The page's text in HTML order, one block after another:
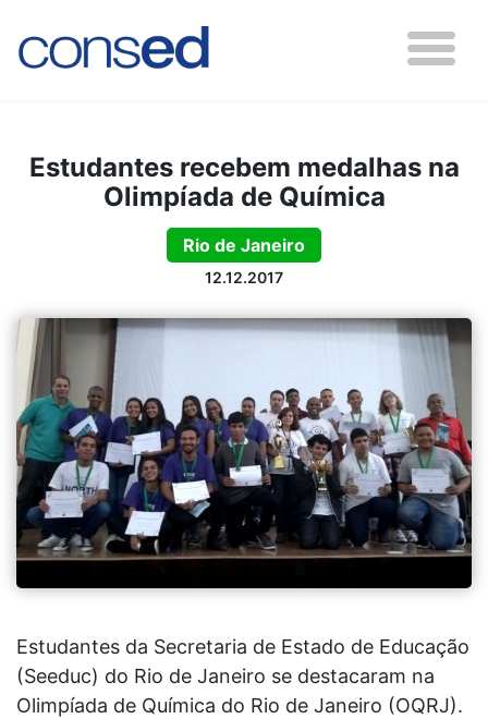
Estudantes recebem medalhas na
Olimpíada de Química
Rio de Janeiro
12.12.2017
Estudantes da Secretaria de Estado de Educação
(Seeduc) do Rio de Janeiro se destacaram na
Olimpíada de Química do Rio de Janeiro (OQRJ).